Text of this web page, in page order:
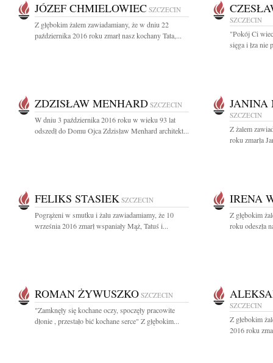
JÓZEF CHMIELOWIEC SZCZECIN
Z głębokim żalem zawiadamiany, że w dniu 22
października 2016 roku zmarł nasz kochany Tata,...
SZCZECIN
"Pokój Ci
sięga i łza nie
ZDZISŁAW MENHARD SZCZECIN
W dniu 3 października 2016 roku w wieku 93 lat
odszedł do Domu Ojca Zdzisław Menhard architekt...
JANINA
SZCZECIN
Z żalem
roku zmarła
FELIKS STASIEK SZCZECIN
Pogrążeni w smutku i żalu zawiadamiamy, że 10
września 2016 zmarł wspaniały Mąż, Tatuś i...
IRENA
Z głębokim
roku odeszła
ROMAN ŻYWUSZKO SZCZECIN
"Zamknęły się kochane oczy, spoczęły pracowite
dłonie , przestało bić kochane serce" Z głębokim...
SZCZECIN
Z głebokim
2016 roku